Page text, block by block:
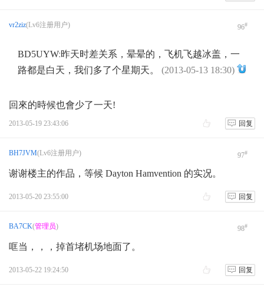
vr2ziz(Lv6注册用户) 96#
BD5UYW:昨天时差关系，晕晕的，飞机飞越冰盖，一
路都是白天，我们多了个星期天。
(2013-05-13 18:30)
回來的時候也會少了一天!
2013-05-19 23:43:06 回复
BH7JVM(Lv6注册用户) 97#
谢谢楼主的作品，等候 Dayton Hamvention 的实况。
2013-05-20 23:55:00 回复
BA7CK(管理员) 98#
哐当，，，掉首堵机场地面了。
2013-05-22 19:24:50 回复